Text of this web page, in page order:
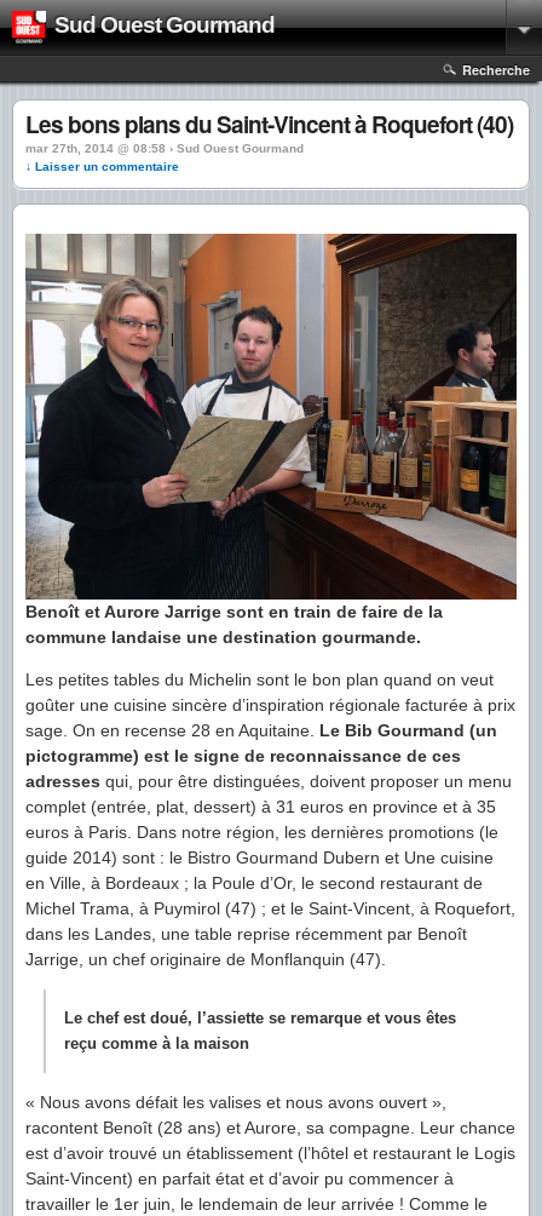
Sud Ouest Gourmand
Recherche
Les bons plans du Saint-Vincent à Roquefort (40)
mar 27th, 2014 @ 08:58 › Sud Ouest Gourmand
↓ Laisser un commentaire
Benoît et Aurore Jarrige sont en train de faire de la
commune landaise une destination gourmande.
Les petites tables du Michelin sont le bon plan quand on veut
goûter une cuisine sincère d’inspiration régionale facturée à prix
sage. On en recense 28 en Aquitaine. Le Bib Gourmand (un
pictogramme) est le signe de reconnaissance de ces
adresses qui, pour être distinguées, doivent proposer un menu
complet (entrée, plat, dessert) à 31 euros en province et à 35
euros à Paris. Dans notre région, les dernières promotions (le
guide 2014) sont : le Bistro Gourmand Dubern et Une cuisine
en Ville, à Bordeaux ; la Poule d’Or, le second restaurant de
Michel Trama, à Puymirol (47) ; et le Saint-Vincent, à Roquefort,
dans les Landes, une table reprise récemment par Benoît
Jarrige, un chef originaire de Monflanquin (47).
Le chef est doué, l’assiette se remarque et vous êtes
reçu comme à la maison
« Nous avons défait les valises et nous avons ouvert »,
racontent Benoît (28 ans) et Aurore, sa compagne. Leur chance
est d’avoir trouvé un établissement (l’hôtel et restaurant le Logis
Saint-Vincent) en parfait état et d’avoir pu commencer à
travailler le 1er juin, le lendemain de leur arrivée ! Comme le